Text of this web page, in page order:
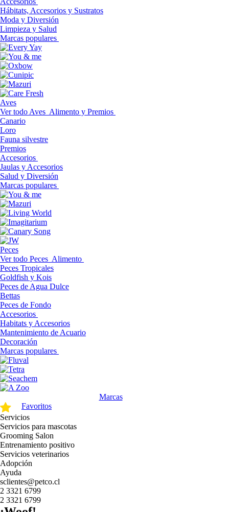
Hábitats, Accesorios y Sustratos
Moda y Diversión
Limpieza y Salud
Marcas populares
Aves
Ver todo Aves Alimento y Premios
Canario
Loro
Fauna silvestre
Premios
Accesorios
Jaulas y Accesorios
Salud y Diversión
Marcas populares
Peces
Ver todo Peces Alimento
Peces Tropicales
Goldfish y Kois
Peces de Agua Dulce
Bettas
Peces de Fondo
Accesorios
Habitats y Accesorios
Mantenimiento de Acuario
Decoración
Marcas populares
Marcas
Favoritos
Servicios
Servicios para mascotas
Grooming Salon
Entrenamiento positivo
Servicios veterinarios
Adopción
Ayuda
sclientes@petco.cl
2 3321 6799
2 3321 6799